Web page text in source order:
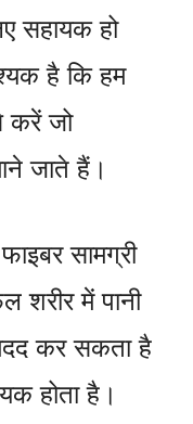
सहायक हो
है कि हम
करें जो
जाते हैं।
सामग्री
शरीर में पानी
कर सकता है
होता है।